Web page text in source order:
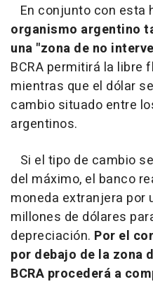
En conjunto con esta
organismo argentino
una "zona de no
BCRA permitirá la libre
mientras que el dólar
cambio situado entre
argentinos.
Si el tipo de cambio
del máximo, el banco
moneda extranjera por
millones de dólares
depreciación. Por el
por debajo de la zona
BCRA procederá a